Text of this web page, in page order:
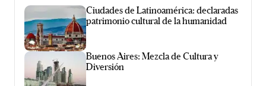
Ciudades de Latinoamérica: declaradas
patrimonio cultural de la humanidad
Buenos Aires: Mezcla de Cultura y
Diversión